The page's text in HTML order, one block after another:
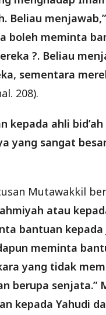
Beliau
boleh meminta
?. Beliau
sementara
208).
kepada ahli
yang sangat
Mutawakkil
atau
bantuan
meminta
yang tidak
berupa senjata.”
kepada Yahudi